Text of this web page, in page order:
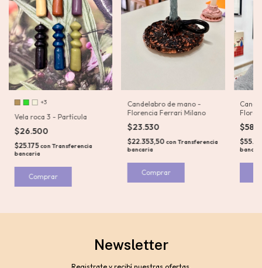
+3
Vela roca 3 - Partícula
$26.500
$25.175con Transferencia
bancaria
Comprar
Candelabro de mano -
Florencia Ferrari Milano
$23.530
$22.353,50 conTransferencia
bancaria
Newsletter